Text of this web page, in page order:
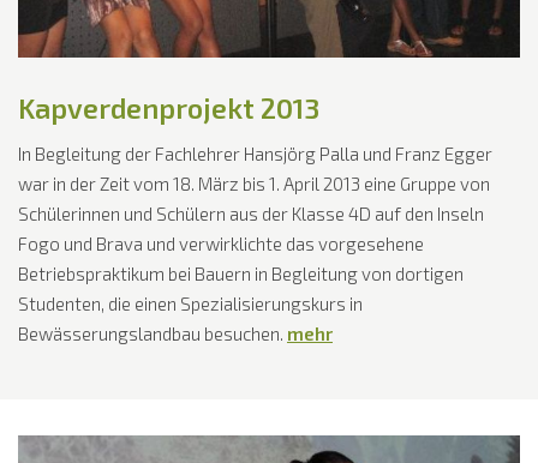
Kapverdenprojekt 2013
In Begleitung der Fachlehrer Hansjörg Palla und Franz Egger
war in der Zeit vom 18. März bis 1. April 2013 eine Gruppe von
Schülerinnen und Schülern aus der Klasse 4D auf den Inseln
Fogo und Brava und verwirklichte das vorgesehene
Betriebspraktikum bei Bauern in Begleitung von dortigen
Studenten, die einen Spezialisierungskurs in
Bewässerungslandbau besuchen. mehr